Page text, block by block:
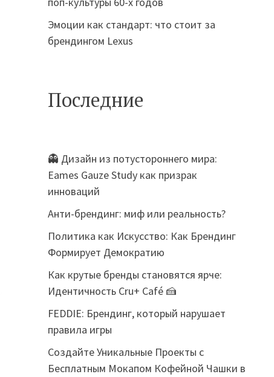
Эмоции как стандарт: что стоит за
брендингом Lexus
Последние
👻 Дизайн из потустороннего мира:
Eames Gauze Study как призрак
инноваций
Анти-брендинг: миф или реальность?
Политика как Искусство: Как Брендинг
Формирует Демократию
Как крутые бренды становятся ярче:
Идентичность Cru+ Café 🍰
FEDDIE: Брендинг, который нарушает
правила игры
Создайте Уникальные Проекты с
Бесплатным Мокапом Кофейной Чашки в